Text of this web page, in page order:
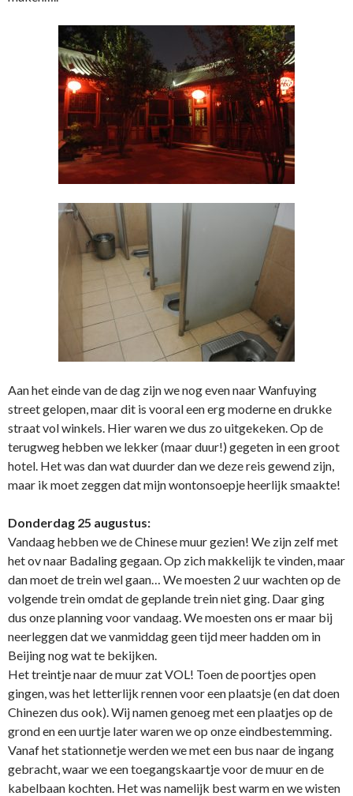
Aan het einde van de dag zijn we nog even naar Wanfuying
street gelopen, maar dit is vooral een erg moderne en drukke
straat vol winkels. Hier waren we dus zo uitgekeken. Op de
terugweg hebben we lekker (maar duur!) gegeten in een groot
hotel. Het was dan wat duurder dan we deze reis gewend zijn,
maar ik moet zeggen dat mijn wontonsoepje heerlijk smaakte!
Donderdag 25 augustus:
Vandaag hebben we de Chinese muur gezien! We zijn zelf met
het ov naar Badaling gegaan. Op zich makkelijk te vinden, maar
dan moet de trein wel gaan… We moesten 2 uur wachten op de
volgende trein omdat de geplande trein niet ging. Daar ging
dus onze planning voor vandaag. We moesten ons er maar bij
neerleggen dat we vanmiddag geen tijd meer hadden om in
Beijing nog wat te bekijken.
Het treintje naar de muur zat VOL! Toen de poortjes open
gingen, was het letterlijk rennen voor een plaatsje (en dat doen
Chinezen dus ook). Wij namen genoeg met een plaatjes op de
grond en een uurtje later waren we op onze eindbestemming.
Vanaf het stationnetje werden we met een bus naar de ingang
gebracht, waar we een toegangskaartje voor de muur en de
kabelbaan kochten. Het was namelijk best warm en we wisten